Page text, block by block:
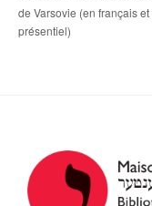
de Varsovie (en français
présentiel)